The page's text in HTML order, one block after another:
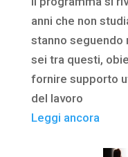
anni che non
stanno seguendo
sei tra questi,
fornire supporto
del lavoro
Leggi ancora